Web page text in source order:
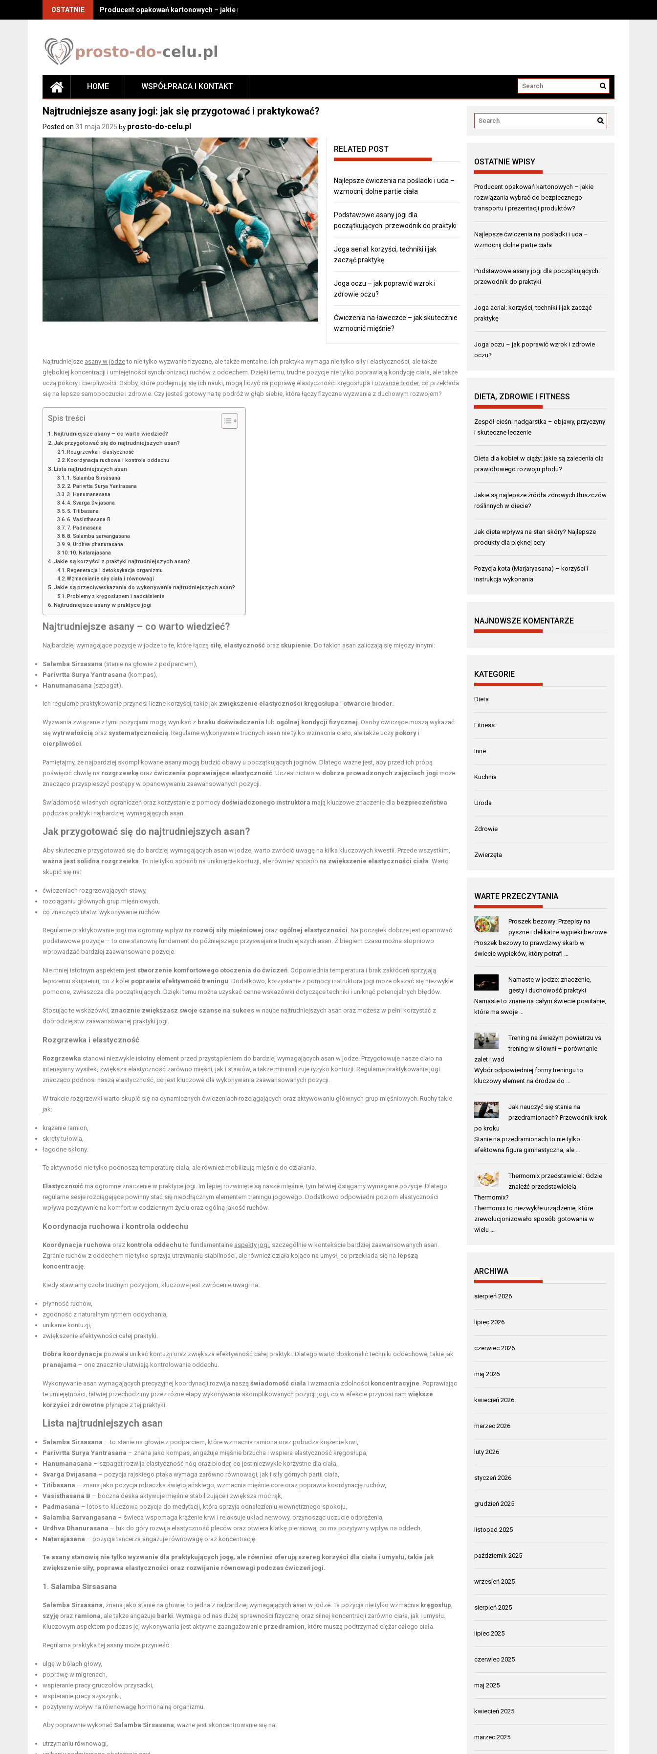
OSTATNIE Producent opakowań kartonowych – jakie rozwiązania wybrać do bezpiecznego transportu i prezentacji produktów?
HOME WSPÓŁPRACA I KONTAKT
Najtrudniejsze asany jogi: jak się przygotować i praktykować?
Posted on 31 maja 2025 by prosto-do-celu.pl
RELATED POST
Najlepsze ćwiczenia na pośladki i uda –
wzmocnij dolne partie ciała
Podstawowe asany jogi dla
początkujących: przewodnik do praktyki
Joga aerial: korzyści, techniki i jak
zacząć praktykę
Joga oczu – jak poprawić wzrok i
zdrowie oczu?
Ćwiczenia na ławeczce – jak skutecznie
wzmocnić mięśnie?
Najtrudniejsze asany w jodzeto nie tylko wyzwanie fizyczne, ale także mentalne. Ich praktyka wymaga nie tylko siły i elastyczności, ale także
głębokiej koncentracji i umiejętności synchronizacji ruchów z oddechem. Dzięki temu, trudne pozycje nie tylko poprawiają kondycję ciała, ale także
uczą pokory i cierpliwości. Osoby, które podejmują się ich nauki, mogą liczyć na poprawę elastyczności kręgosłupa i otwarcie bioder, co przekłada
się na lepsze samopoczucie i zdrowie. Czy jesteś gotowy na tę podróż w głąb siebie, która łączy fizyczne wyzwania z duchowym rozwojem?
Spis treści
Najtrudniejsze asany – co warto wiedzieć?
Jak przygotować się do najtrudniejszych asan?
Rozgrzewka i elastyczność
Koordynacja ruchowa i kontrola oddechu
Lista najtrudniejszych asan
1. Salamba Sirsasana
2. Parivrtta Surya Yantrasana
3. Hanumanasana
4. Svarga Dvijasana
5. Titibasana
6. Vasisthasana B
7. Padmasana
8. Salamba sarvangasana
9. Urdhva dhanurasana
10. Natarajasana
Jakie są korzyści z praktyki najtrudniejszych asan?
Regeneracja i detoksykacja organizmu
Wzmacnianie siły ciała i równowagi
Jakie są przeciwwskazania do wykonywania najtrudniejszych asan?
Problemy z kręgosłupem i nadciśnienie
Najtrudniejsze asany w praktyce jogi
Najtrudniejsze asany – co warto wiedzieć?
Najbardziej wymagające pozycje w jodze to te, które łączą siłę, elastyczność oraz skupienie. Do takich asan zaliczają się między innymi:
Salamba Sirsasana (stanie na głowie z podparciem),
Parivrtta Surya Yantrasana (kompas),
Hanumanasana (szpagat).
Ich regularne praktykowanie przynosi liczne korzyści, takie jak zwiększenie elastyczności kręgosłupa i otwarcie bioder.
Wyzwania związane z tymi pozycjami mogą wynikać z braku doświadczenia lub ogólnej kondycji fizycznej. Osoby ćwiczące muszą wykazać
się wytrwałością oraz systematycznością. Regularne wykonywanie trudnych asan nie tylko wzmacnia ciało, ale także uczy pokory i
cierpliwości.
Pamiętajmy, że najbardziej skomplikowane asany mogą budzić obawy u początkujących joginów. Dlatego ważne jest, aby przed ich próbą
poświęcić chwilę na rozgrzewkę oraz ćwiczenia poprawiające elastyczność. Uczestnictwo w dobrze prowadzonych zajęciach jogi może
znacząco przyspieszyć postępy w opanowywaniu zaawansowanych pozycji.
Świadomość własnych ograniczeń oraz korzystanie z pomocy doświadczonego instruktora mają kluczowe znaczenie dla bezpieczeństwa
podczas praktyki najbardziej wymagających asan.
Jak przygotować się do najtrudniejszych asan?
Aby skutecznie przygotować się do bardziej wymagających asan w jodze, warto zwrócić uwagę na kilka kluczowych kwestii. Przede wszystkim,
ważna jest solidna rozgrzewka. To nie tylko sposób na uniknięcie kontuzji, ale również sposób na zwiększenie elastyczności ciała. Warto
skupić się na:
ćwiczeniach rozgrzewających stawy,
rozciąganiu głównych grup mięśniowych,
co znacząco ułatwi wykonywanie ruchów.
Regularne praktykowanie jogi ma ogromny wpływ na rozwój siły mięśniowej oraz ogólnej elastyczności. Na początek dobrze jest opanować
podstawowe pozycje – to one stanowią fundament do późniejszego przyswajania trudniejszych asan. Z biegiem czasu można stopniowo
wprowadzać bardziej zaawansowane pozycje.
Nie mniej istotnym aspektem jest stworzenie komfortowego otoczenia do ćwiczeń. Odpowiednia temperatura i brak zakłóceń sprzyjają
lepszemu skupieniu, co z kolei poprawia efektywność treningu. Dodatkowo, korzystanie z pomocy instruktora jogi może okazać się niezwykle
pomocne, zwłaszcza dla początkujących. Dzięki temu można uzyskać cenne wskazówki dotyczące techniki i uniknąć potencjalnych błędów.
Stosując te wskazówki, znacznie zwiększasz swoje szanse na sukces w nauce najtrudniejszych asan oraz możesz w pełni korzystać z
dobrodziejstw zaawansowanej praktyki jogi.
Rozgrzewka i elastyczność
Rozgrzewka stanowi niezwykle istotny element przed przystąpieniem do bardziej wymagających asan w jodze. Przygotowuje nasze ciało na
intensywny wysiłek, zwiększa elastyczność zarówno mięśni, jak i stawów, a także minimalizuje ryzyko kontuzji. Regularne praktykowanie jogi
znacząco podnosi naszą elastyczność, co jest kluczowe dla wykonywania zaawansowanych pozycji.
W trakcie rozgrzewki warto skupić się na dynamicznych ćwiczeniach rozciągających oraz aktywowaniu głównych grup mięśniowych. Ruchy takie
jak:
krążenie ramion,
skręty tułowia,
łagodne skłony.
Te aktywności nie tylko podnoszą temperaturę ciała, ale również mobilizują mięśnie do działania.
Elastyczność ma ogromne znaczenie w praktyce jogi. Im lepiej rozwinięte są nasze mięśnie, tym łatwiej osiągamy wymagane pozycje. Dlatego
regularne sesje rozciągające powinny stać się nieodłącznym elementem treningu jogowego. Dodatkowo odpowiedni poziom elastyczności
wpływa pozytywnie na komfort w codziennym życiu oraz ogólną jakość ruchów.
Koordynacja ruchowa i kontrola oddechu
Koordynacja ruchowa oraz kontrola oddechu to fundamentalne aspekty jogi, szczególnie w kontekście bardziej zaawansowanych asan.
Zgranie ruchów z oddechem nie tylko sprzyja utrzymaniu stabilności, ale również działa kojąco na umysł, co przekłada się na lepszą
koncentrację.
Kiedy stawiamy czoła trudnym pozycjom, kluczowe jest zwrócenie uwagi na:
płynność ruchów,
zgodność z naturalnym rytmem oddychania,
unikanie kontuzji,
zwiększenie efektywności całej praktyki.
Dobra koordynacja pozwala unikać kontuzji oraz zwiększa efektywność całej praktyki. Dlatego warto doskonalić techniki oddechowe, takie jak
pranajama – one znacznie ułatwiają kontrolowanie oddechu.
Wykonywanie asan wymagających precyzyjnej koordynacji rozwija naszą świadomość ciała i wzmacnia zdolności koncentracyjne. Poprawiając
te umiejętności, łatwiej przechodzimy przez różne etapy wykonywania skomplikowanych pozycji jogi, co w efekcie przynosi nam większe
korzyści zdrowotne płynące z tej praktyki.
Lista najtrudniejszych asan
Salamba Sirsasana – to stanie na głowie z podparciem, które wzmacnia ramiona oraz pobudza krążenie krwi,
Parivrtta Surya Yantrasana – znana jako kompas, angażuje mięśnie brzucha i wspiera elastyczność kręgosłupa,
Hanumanasana – szpagat rozwija elastyczność nóg oraz bioder, co jest niezwykle korzystne dla ciała,
Svarga Dvijasana – pozycja rajskiego ptaka wymaga zarówno równowagi, jak i siły górnych partii ciała,
Titibasana – znana jako pozycja robaczka świętojańskiego, wzmacnia mięśnie core oraz poprawia koordynację ruchów,
Vasisthasana B – boczna deska aktywuje mięśnie stabilizujące i zwiększa moc rąk,
Padmasana – lotos to kluczowa pozycja do medytacji, która sprzyja odnalezieniu wewnętrznego spokoju,
Salamba Sarvangasana – świeca wspomaga krążenie krwi i relaksuje układ nerwowy, przynosząc uczucie odprężenia,
Urdhva Dhanurasana – łuk do góry rozwija elastyczność pleców oraz otwiera klatkę piersiową, co ma pozytywny wpływ na oddech,
Natarajasana – pozycja tancerza angażuje równowagę oraz koncentrację.
Te asany stanowią nie tylko wyzwanie dla praktykujących jogę, ale również oferują szereg korzyści dla ciała i umysłu, takie jak
zwiększenie siły, poprawa elastyczności oraz rozwijanie równowagi podczas ćwiczeń jogi.
1. Salamba Sirsasana
Salamba Sirsasana, znana jako stanie na głowie, to jedna z najbardziej wymagających asan w jodze. Ta pozycja nie tylko wzmacnia kręgosłup,
szyję oraz ramiona, ale także angażuje barki. Wymaga od nas dużej sprawności fizycznej oraz silnej koncentracji zarówno ciała, jak i umysłu.
Kluczowym aspektem podczas jej wykonywania jest aktywne zaangażowanie przedramion, które muszą podtrzymać ciężar całego ciała.
Regularna praktyka tej asany może przynieść:
ulgę w bólach głowy,
poprawę w migrenach,
wspieranie pracy gruczołów przysadki,
wspieranie pracy szyszynki,
pozytywny wpływ na równowagę hormonalną organizmu.
Aby poprawnie wykonać Salamba Sirsasana, ważne jest skoncentrowanie się na:
utrzymaniu równowagi,
OSTATNIE WPISY
Producent opakowań kartonowych – jakie
rozwiązania wybrać do bezpiecznego
transportu i prezentacji produktów?
Najlepsze ćwiczenia na pośladki i uda –
wzmocnij dolne partie ciała
Podstawowe asany jogi dla początkujących:
przewodnik do praktyki
Joga aerial: korzyści, techniki i jak zacząć
praktykę
Joga oczu – jak poprawić wzrok i zdrowie
oczu?
DIETA, ZDROWIE I FITNESS
Zespół cieśni nadgarstka – objawy, przyczyny
i skuteczne leczenie
Dieta dla kobiet w ciąży: jakie są zalecenia dla
prawidłowego rozwoju płodu?
Jakie są najlepsze źródła zdrowych tłuszczów
roślinnych w diecie?
Jak dieta wpływa na stan skóry? Najlepsze
produkty dla pięknej cery
Pozycja kota (Marjaryasana) – korzyści i
instrukcja wykonania
NAJNOWSZE KOMENTARZE
KATEGORIE
Dieta
Fitness
Inne
Kuchnia
Uroda
Zdrowie
Zwierzęta
WARTE PRZECZYTANIA
Proszek bezowy: Przepisy na
pyszne i delikatne wypieki bezowe
Proszek bezowy to prawdziwy skarb w
świecie wypieków, który potrafi …
Namaste w jodze: znaczenie,
gesty i duchowość praktyki
Namaste to znane na całym świecie powitanie,
które ma swoje …
Trening na świeżym powietrzu vs
trening w siłowni – porównanie
zalet i wad
Wybór odpowiedniej formy treningu to
kluczowy element na drodze do …
Jak nauczyć się stania na
przedramionach? Przewodnik krok
po kroku
Stanie na przedramionach to nie tylko
efektowna figura gimnastyczna, ale …
Thermomix przedstawiciel: Gdzie
znaleźć przedstawiciela
Thermomix?
Thermomix to niezwykłe urządzenie, które
zrewolucjonizowało sposób gotowania w
wielu …
ARCHIWA
sierpień 2026
lipiec 2026
czerwiec 2026
maj 2026
kwiecień 2026
marzec 2026
luty 2026
styczeń 2026
grudzień 2025
listopad 2025
październik 2025
wrzesień 2025
sierpień 2025
lipiec 2025
czerwiec 2025
maj 2025
kwiecień 2025
marzec 2025